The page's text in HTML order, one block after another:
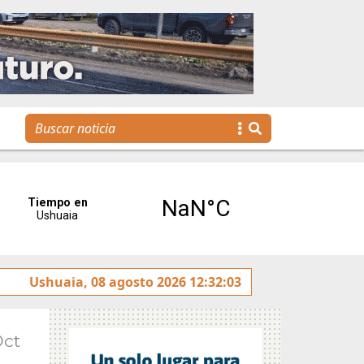
sobre la avenida Héroes de Malvinas
Ushuaia, 08 agosto 2026 12:32:03